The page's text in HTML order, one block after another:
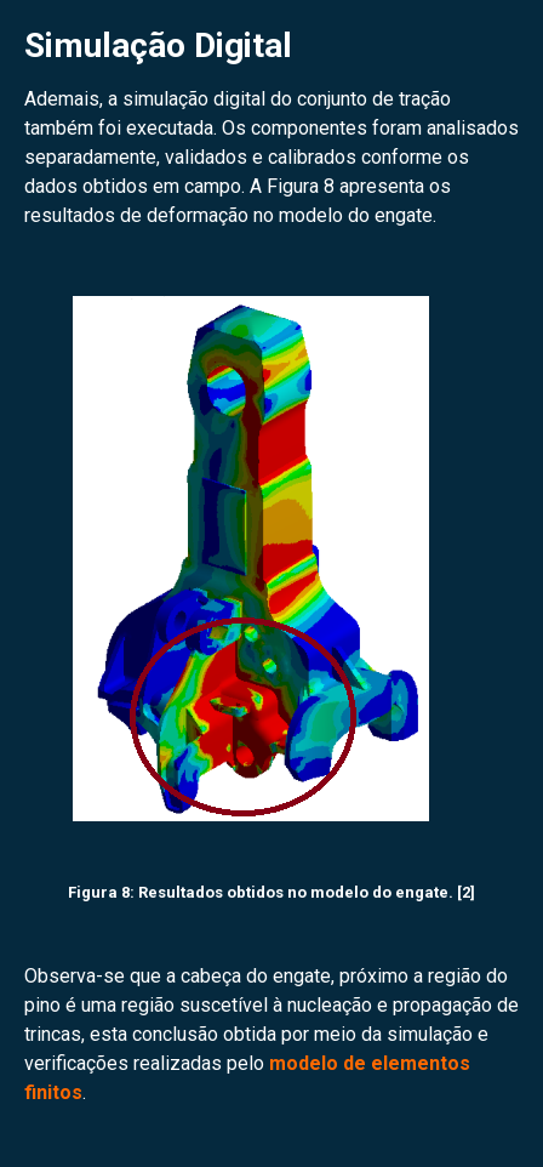
Simulação Digital
Ademais, a simulação digital do conjunto de tração
também foi executada. Os componentes foram analisados
separadamente, validados e calibrados conforme os
dados obtidos em campo. A Figura 8 apresenta os
resultados de deformação no modelo do engate.
Figura 8: Resultados obtidos no modelo do engate. [2]
Observa-se que a cabeça do engate, próximo a região do
pino é uma região suscetível à nucleação e propagação de
trincas, esta conclusão obtida por meio da simulação e
verificações realizadas pelo modelo de elementos
finitos.